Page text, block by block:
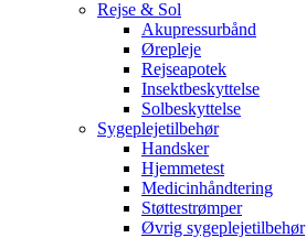
Rejse & Sol
Akupressurbånd
Ørepleje
Rejseapotek
Insektbeskyttelse
Solbeskyttelse
Sygeplejetilbehør
Handsker
Hjemmetest
Medicinhåndtering
Støttestrømper
Øvrig sygeplejetilbehør